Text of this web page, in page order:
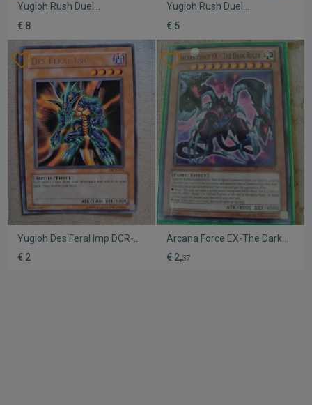
Yugioh Rush Duel
καινούργιο
€ 8
Yugioh Rush Duel
καινούργιο
€ 5
Yugioh Des Feral Imp DCR-
014 Dark Crisis σπάνια
κάρτα σαν καινούργιο
€ 2
Arcana Force EX-The Dark
Ruler Yugioh σαν
καινούργιο
€ 2,37